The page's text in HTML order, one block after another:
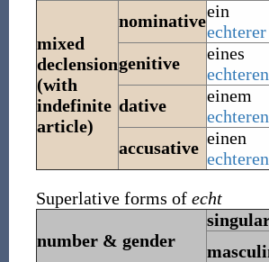
mixed
declension
(with
indefinite
article)
nominativeein
echterer
genitive
eines
echteren
dative
einem
echteren
accusative einen
echteren
Superlative forms of echt
number & gender